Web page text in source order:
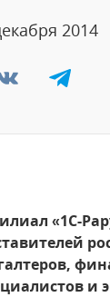
2014
«1С-
и